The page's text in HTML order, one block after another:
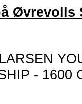
Øvrevolls
- 1600